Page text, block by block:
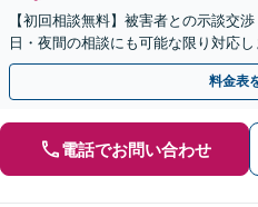
【初回相談無料】被害者との示談交
日・夜間の相談にも可能な限り対応し
料金表
電話でお問い合わせ